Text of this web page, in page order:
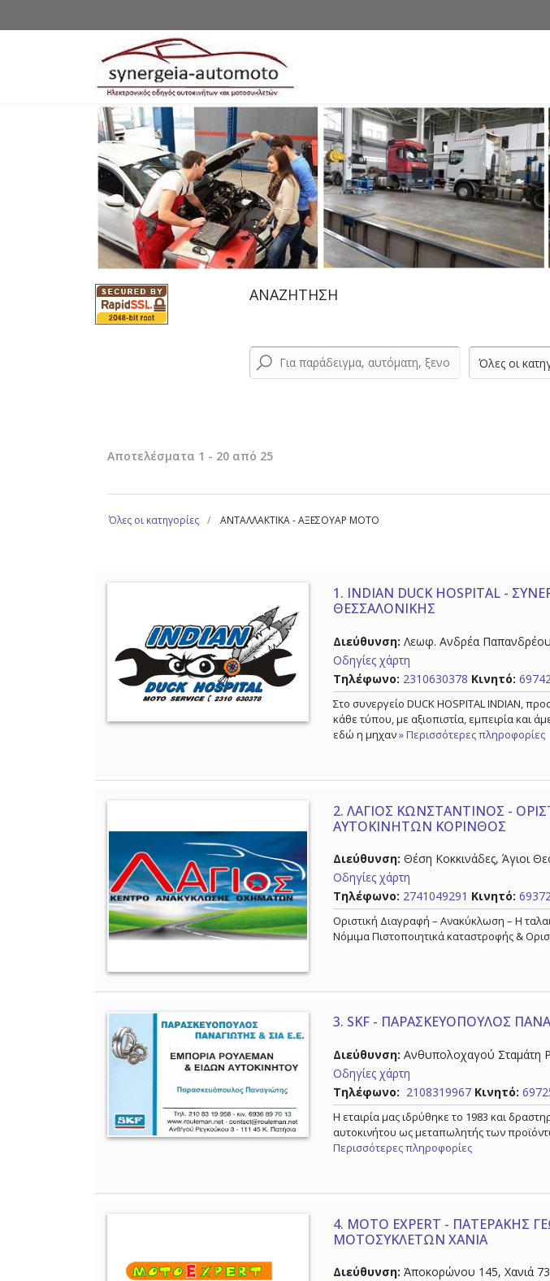
ΑΝΑΖΗΤΗΣΗ
Αποτελέσματα 1 - 20 από 25
Όλες οι κατηγορίες ΑΝΤΑΛΛΑΚΤΙΚΑ - ΑΞΕΣΟΥΑΡ ΜΟΤΟ
1. INDIAN DUCK HOSPITAL -
ΘΕΣΣΑΛΟΝΙΚΗΣ
Διεύθυνση: Λεωφ. Ανδρέα
Οδηγίες χάρτη
Τηλέφωνο: 2310630378 Κινητό:
Στο συνεργείο DUCK HOSPITAL INDIAN,
κάθε τύπου, με αξιοπιστία, εμπειρία και
εδώ η μηχαν» Περισσότερες πληροφορίες
2. ΛΑΓΙΟΣ ΚΩΝΣΤΑΝΤΙΝΟΣ -
ΑΥΤΟΚΙΝΗΤΩΝ ΚΟΡΙΝΘΟΣ
Διεύθυνση: Θέση Κοκκινάδες, Άγιοι
Οδηγίες χάρτη
Τηλέφωνο: 2741049291 Κινητό:
Οριστική Διαγραφή – Ανακύκλωση – Η
Νόμιμα Πιστοποιητικά καταστροφής &
3. SKF - ΠΑΡΑΣΚΕΥΟΠΟΥΛΟΣ
Διεύθυνση: Ανθυπολοχαγού Σταμάτη
Οδηγίες χάρτη
Τηλέφωνο: 2108319967 Κινητό:
Η εταιρία μας ιδρύθηκε το 1983 και
αυτοκινήτου ως μεταπωλητής των
Περισσότερες πληροφορίες
4. MOTO EXPERT - ΠΑΤΕΡΑΚΗΣ
ΜΟΤΟΣΥΚΛΕΤΩΝ ΧΑΝΙΑ
Διεύθυνση: Ἀποκορώνου 145, Χανιά